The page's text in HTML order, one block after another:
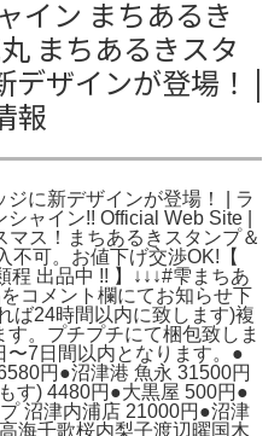
イン まちあるき
まちあるきスタ
デザインが登場！ |
報
に新デザインが登場！ | ラ
ャイン!! Official Web Site |
ス！まちあるきスタンプ＆
不可。お値下げ交渉OK!【
程 出品中 !! 】↓↓↓#雫まちあ
コメント欄にてお知らせ下
ば24時間以内に致します)複
。プチプチにて梱包致しま
7日間以内となります。●
円●沼津港 魚永 31500円
す) 4480円●大黒屋 500円●
沼津内浦店 21000円●沼津
海千歌桜内梨子渡辺曜国木